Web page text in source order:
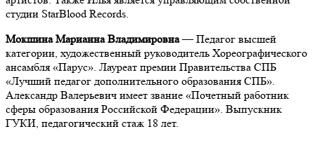
студии StarBlood Records.
Мокшина Марианна Владимировна— Педагог высшей
категории, художественный руководитель Хореографического
ансамбля «Парус». Лауреат премии Правительства СПБ
«Лучший педагог дополнительного образования СПБ».
Александр Валерьевич имеет звание «Почетный работник
сферы образования Российской Федерации». Выпускник
ГУКИ, педагогический стаж 18 лет.